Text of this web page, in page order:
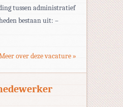
tussen administratief
bestaan uit: –
over deze vacature »